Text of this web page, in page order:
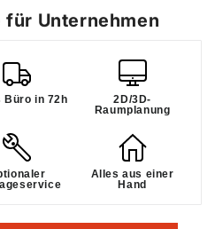
für Unternehmen
Büro in 72h
2D/3D-
Raumplanung
Alles aus einer
Hand